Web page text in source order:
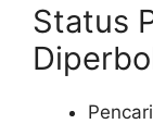
Status